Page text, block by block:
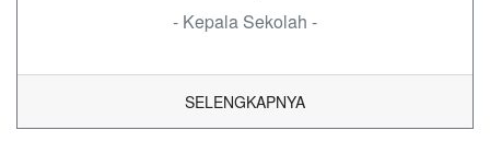
- Kepala Sekolah -
SELENGKAPNYA